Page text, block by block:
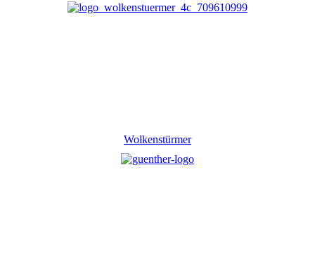
Wolkenstürmer